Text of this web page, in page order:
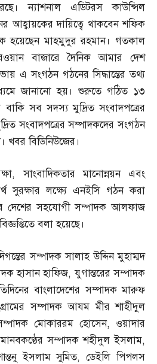
ন্যাশনাল এডিটরস কাউন্সিল
আহ্বায়কের দায়িত্বে থাকবেন শফিক
হয়েছেন মাহমুদুর রহমান। গতকাল
বাজারে দৈনিক আমার দেশ
এ সংগঠন গঠনের সিদ্ধান্তের তথ্য
জানানো হয়। শুরুতে গঠিত ১৩
সব সদস্য মুদ্রিত সংবাদপত্রের
সংবাদপত্রের সম্পাদকদের সংগঠন
খবর বিডিনিউজের।
,সাংবাদিকতার মানোন্নয়ন এবং
সুরক্ষার লক্ষ্যে এনইসি গঠন করা
দেশের সহযোগী সম্পাদক আলফাজ
বলা হয়েছে।
সম্পাদক সালাহ উদ্দিন মুহাম্মদ
হাসান হাফিজ,যুগান্তরের সম্পাদক
বাংলাদেশের সম্পাদক মারুফ
সম্পাদক আযম মীর শাহীদুল
মোকাররম হোসেন,ওয়াদার
মানবকণ্ঠের সম্পাদক শহীদুল ইসলাম,
ইসলাম সুমিত,ডেইলি পিপলস